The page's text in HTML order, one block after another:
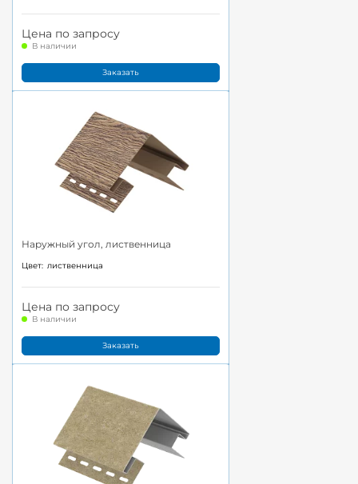
Цена по запросу
В наличии
Заказать
Наружный угол, лиственница
Цвет: лиственница
Цена по запросу
В наличии
Заказать